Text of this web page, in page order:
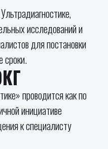
исследований и
для постановки
сроки.
проводится как по
инициативе
к специалисту